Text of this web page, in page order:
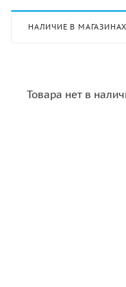
НАЛИЧИЕ В МАГАЗИНАХ
Товара нет в